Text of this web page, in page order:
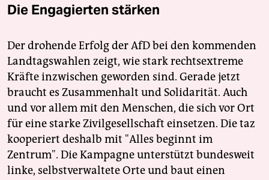
Die Engagierten stärken
Der drohende Erfolg der AfD bei den kommenden
Landtagswahlen zeigt, wie stark rechtsextreme
Kräfte inzwischen geworden sind. Gerade jetzt
braucht es Zusammenhalt und Solidarität. Auch
und vor allem mit den Menschen, die sich vor Ort
für eine starke Zivilgesellschaft einsetzen. Die taz
kooperiert deshalb mit "Alles beginnt im
Zentrum". Die Kampagne unterstützt bundesweit
linke, selbstverwaltete Orte und baut einen